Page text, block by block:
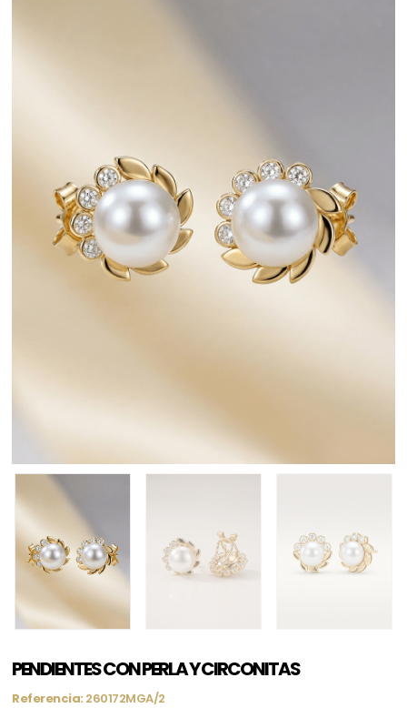
PENDIENTES CON PERLA Y CIRCONITAS
Referencia: 260172MGA/2